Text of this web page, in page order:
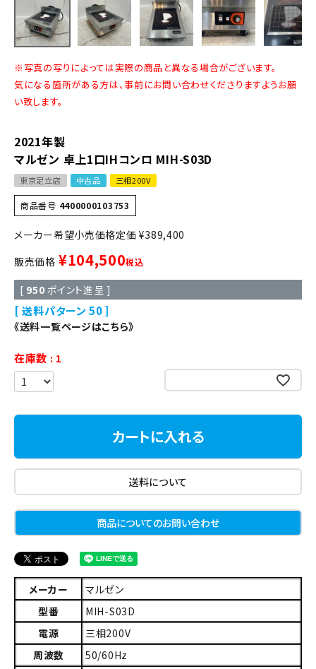
※写真の写りによっては実際の商品と異なる場合がございます。
気になる箇所がある方は、事前にお問い合わせくださりますようお願
い致します。
2021年製
マルゼン 卓上1口IHコンロ MIH-S03D
東京足立店 中古品 三相200V
商品番号 4400000103753
定価 ¥389,400
販売価格 ¥104,500税込
[ 950 ポイント進呈 ]
送料パターン 50
《送料一覧ページはこちら》
在庫数
1
カートに入れる
送料について
商品についてのお問い合わせ
メーカー
マルゼン
型番
MIH-S03D
電源
三相200V
周波数
50/60Hz